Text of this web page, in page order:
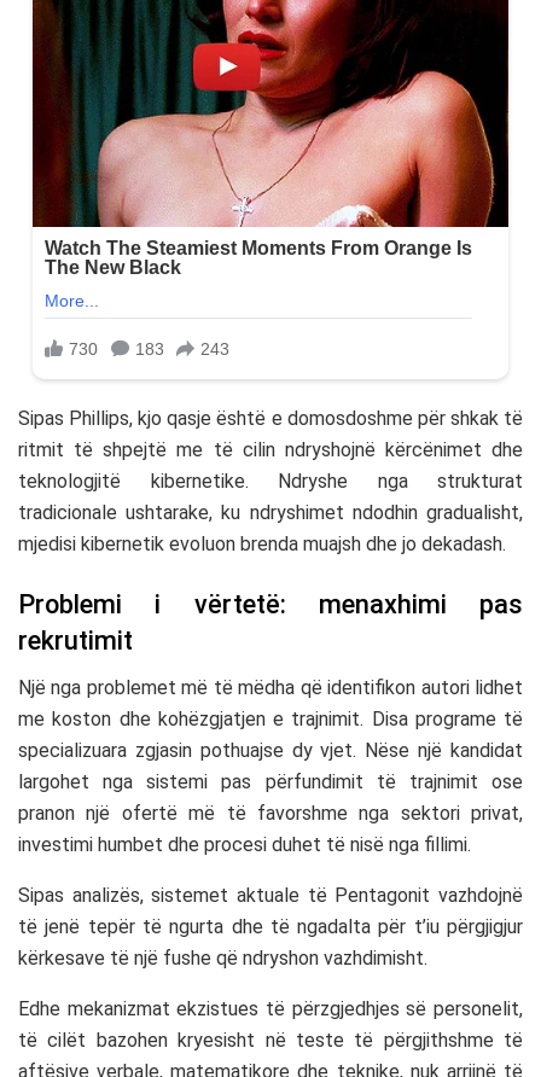
Sipas Phillips, kjo qasje është e domosdoshme për shkak të
ritmit të shpejtë me të cilin ndryshojnë kërcënimet dhe
teknologjitë kibernetike. Ndryshe nga strukturat
tradicionale ushtarake, ku ndryshimet ndodhin gradualisht,
mjedisi kibernetik evoluon brenda muajsh dhe jo dekadash.
Problemi i vërtetë: menaxhimi pas
rekrutimit
Një nga problemet më të mëdha që identifikon autori lidhet
me koston dhe kohëzgjatjen e trajnimit. Disa programe të
specializuara zgjasin pothuajse dy vjet. Nëse një kandidat
largohet nga sistemi pas përfundimit të trajnimit ose
pranon një ofertë më të favorshme nga sektori privat,
investimi humbet dhe procesi duhet të nisë nga fillimi.
Sipas analizës, sistemet aktuale të Pentagonit vazhdojnë
të jenë tepër të ngurta dhe të ngadalta për t’iu përgjigjur
kërkesave të një fushe që ndryshon vazhdimisht.
Edhe mekanizmat ekzistues të përzgjedhjes së personelit,
të cilët bazohen kryesisht në teste të përgjithshme të
aftësive verbale, matematikore dhe teknike, nuk arrijnë të